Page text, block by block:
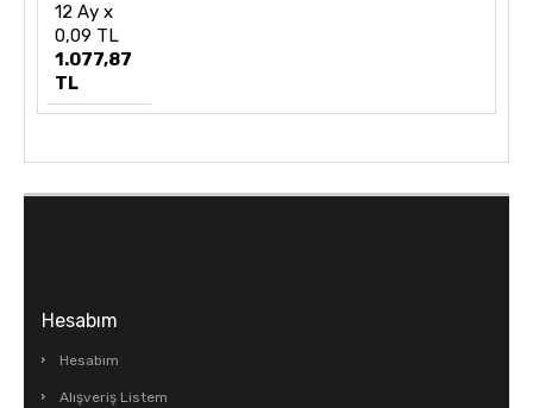
12 Ay x
0,09 TL
1.077,87
TL
Hesabım
Hesabım
Alışveriş Listem